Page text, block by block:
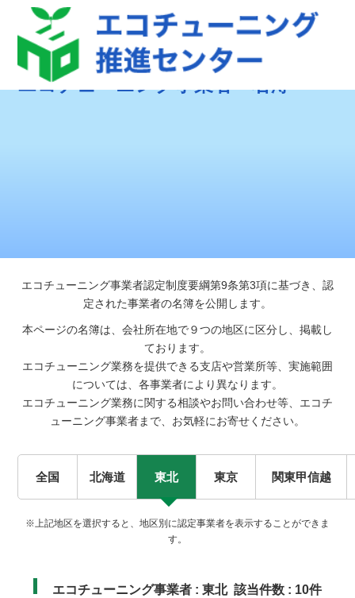
エコチューニング事業者 名簿
エコチューニング事業者認定制度要綱第9条第3項に基づき、認
定された事業者の名簿を公開します。
本ページの名簿は、会社所在地で９つの地区に区分し、掲載し
ております。
エコチューニング業務を提供できる支店や営業所等、実施範囲
については、各事業者により異なります。
エコチューニング業務に関する相談やお問い合わせ等、エコチ
ューニング事業者まで、お気軽にお寄せください。
全国 北海道 東北 東京 関東甲信越
※上記地区を選択すると、地区別に認定事業者を表示することができま
す。
該当件数 : 10件
エコチューニング事業者 : 東北